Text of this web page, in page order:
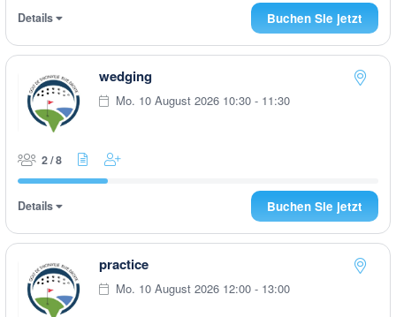
Details Buchen Sie jetzt
wedging
Mo. 10 August 2026 10:30 - 11:30
2 / 8
Details Buchen Sie jetzt
practice
Mo. 10 August 2026 12:00 - 13:00